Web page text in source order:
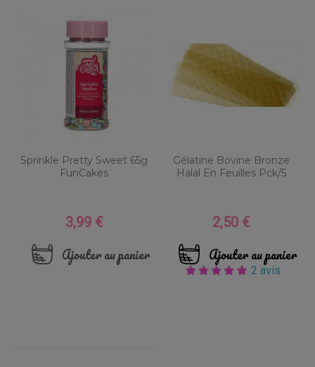
Sprinkle Pretty Sweet 65g
FunCakes
Prix
3,99 €
Ajouter au panier
Gélatine Bovine Bronze
Halal En Feuilles Pck/5
Prix
2,50 €
Ajouter au panier
2 avis